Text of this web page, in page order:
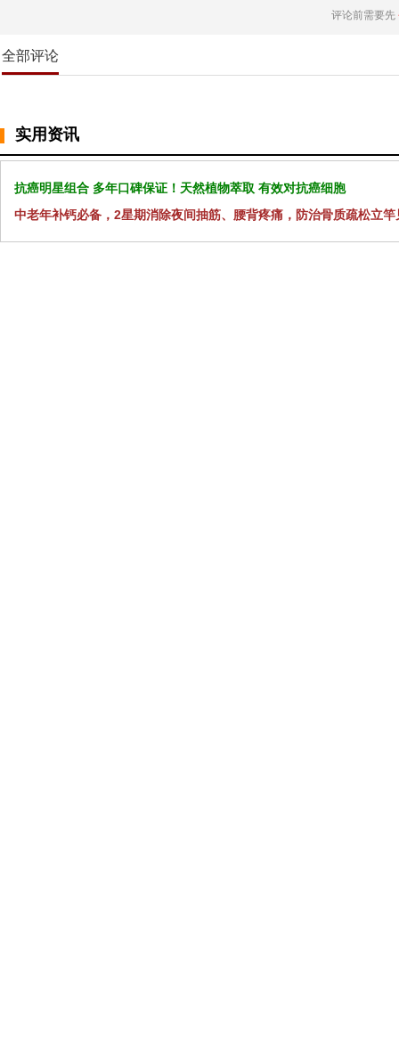
评论前需要先
全部评论
实用资讯
抗癌明星组合 多年口碑保证！天然植物萃取 有效对抗癌细胞
中老年补钙必备，2星期消除夜间抽筋、腰背疼痛，防治骨质疏松立竿